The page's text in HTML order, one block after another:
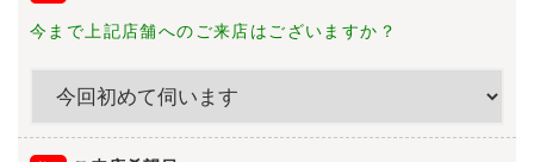
今まで上記店舗へのご来店はございますか？